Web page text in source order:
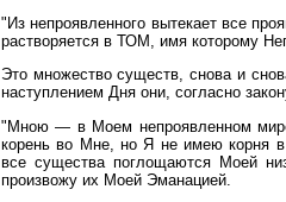
"Из непроявленного вытекает все
растворяется в ТОМ, имя которому
Это множество существ, снова и
наступлением Дня они, согласно
"Мною — в Моем непроявленном
корень во Мне, но Я не имею корня
все существа поглощаются Моей
произвожу их Моей Эманацией.